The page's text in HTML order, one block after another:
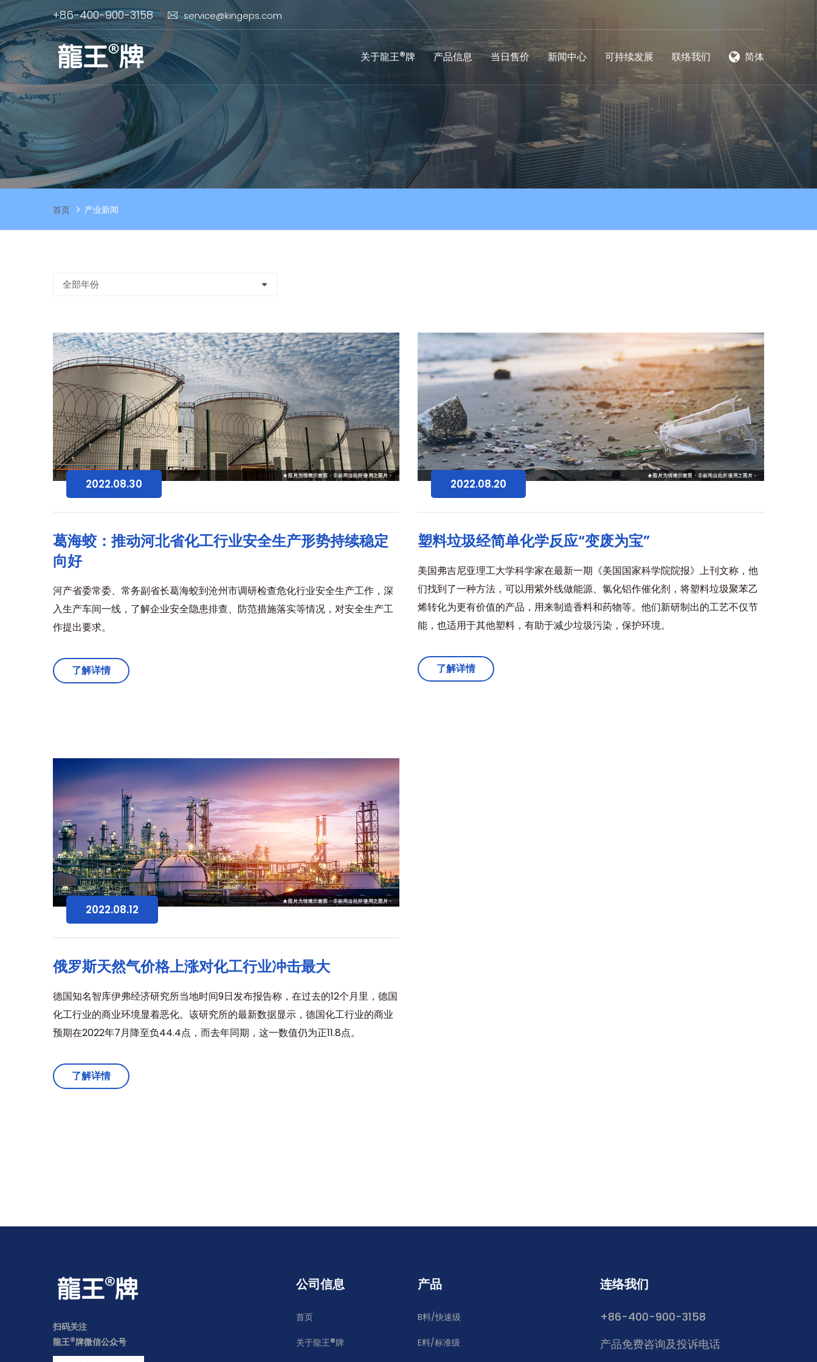
+86-400-900-3158 service@kingeps.com
关于龍王®牌 产品信息 当日售价 新闻中心 可持续发展 联络我们 简体
首页 产业新闻
2022.08.30
葛海蛟：推动河北省化工行业安全生产形势持续稳定
向好
河产省委常委、常务副省长葛海蛟到沧州市调研检查危化行业安全生产工作，深
入生产车间一线，了解企业安全隐患排查、防范措施落实等情况，对安全生产工
作提出要求。
了解详情
2022.08.20
塑料垃圾经简单化学反应“变废为宝”
美国弗吉尼亚理工大学科学家在最新一期《美国国家科学院院报》上刊文称，他
们找到了一种方法，可以用紫外线做能源、氯化铝作催化剂，将塑料垃圾聚苯乙
烯转化为更有价值的产品，用来制造香料和药物等。他们新研制出的工艺不仅节
能，也适用于其他塑料，有助于减少垃圾污染，保护环境。
了解详情
2022.08.12
俄罗斯天然气价格上涨对化工行业冲击最大
德国知名智库伊弗经济研究所当地时间9日发布报告称，在过去的12个月里，德国
化工行业的商业环境显着恶化。该研究所的最新数据显示，德国化工行业的商业
预期在2022年7月降至负44.4点，而去年同期，这一数值仍为正11.8点。
了解详情
扫码关注
龍王®牌微信公众号
公司信息
首页
关于龍王®牌
产品
B料/快速级
E料/标准级
连络我们
+86-400-900-3158
产品免费咨询及投诉电话